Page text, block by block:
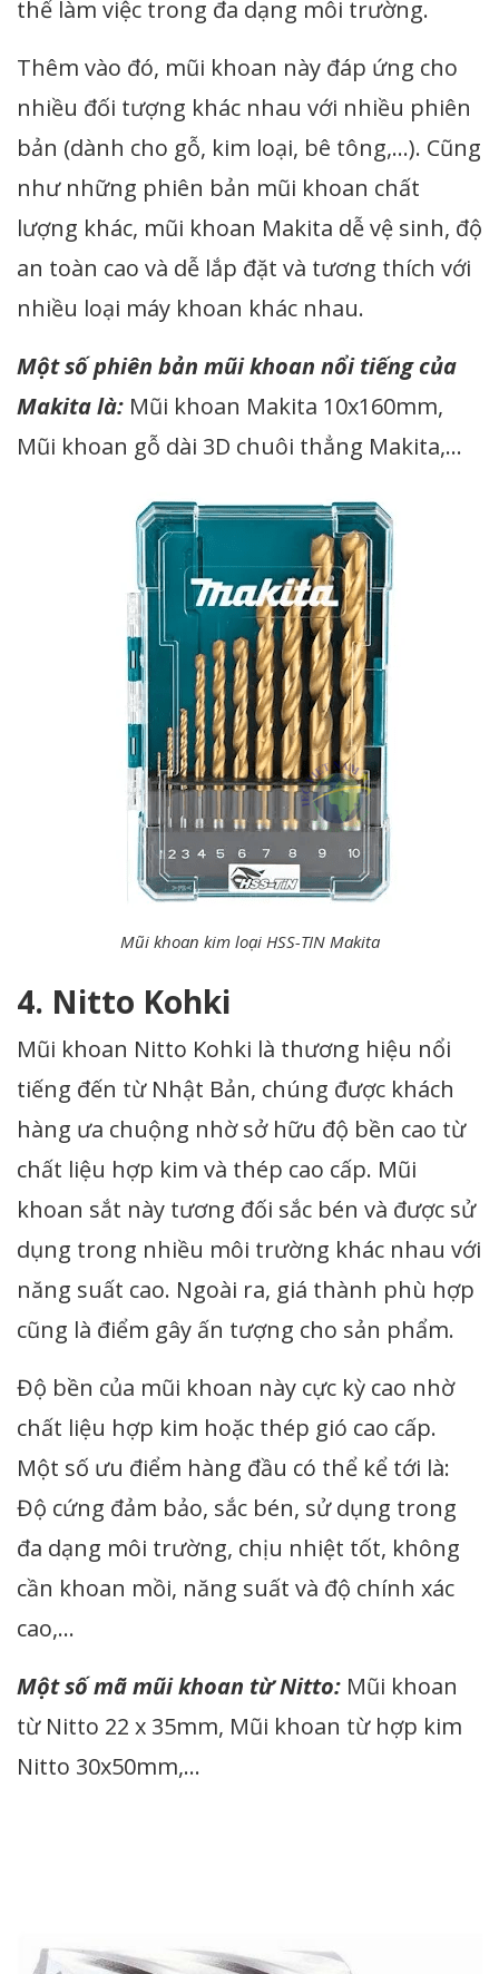
thể làm việc trong đa dạng môi trường.
Thêm vào đó, mũi khoan này đáp ứng cho
nhiều đối tượng khác nhau với nhiều phiên
bản (dành cho gỗ, kim loại, bê tông,…). Cũng
như những phiên bản mũi khoan chất
lượng khác, mũi khoan Makita dễ vệ sinh, độ
an toàn cao và dễ lắp đặt và tương thích với
nhiều loại máy khoan khác nhau.
Một số phiên bản mũi khoan nổi tiếng của
Makita là: Mũi khoan Makita 10x160mm,
Mũi khoan gỗ dài 3D chuôi thẳng Makita,…
Mũi khoan kim loại HSS-TIN Makita
4. Nitto Kohki
Mũi khoan Nitto Kohki là thương hiệu nổi
tiếng đến từ Nhật Bản, chúng được khách
hàng ưa chuộng nhờ sở hữu độ bền cao từ
chất liệu hợp kim và thép cao cấp. Mũi
khoan sắt này tương đối sắc bén và được sử
dụng trong nhiều môi trường khác nhau với
năng suất cao. Ngoài ra, giá thành phù hợp
cũng là điểm gây ấn tượng cho sản phẩm.
Độ bền của mũi khoan này cực kỳ cao nhờ
chất liệu hợp kim hoặc thép gió cao cấp.
Một số ưu điểm hàng đầu có thể kể tới là:
Độ cứng đảm bảo, sắc bén, sử dụng trong
đa dạng môi trường, chịu nhiệt tốt, không
cần khoan mồi, năng suất và độ chính xác
cao,…
Một số mã mũi khoan từ Nitto: Mũi khoan
từ Nitto 22 x 35mm, Mũi khoan từ hợp kim
Nitto 30x50mm,…